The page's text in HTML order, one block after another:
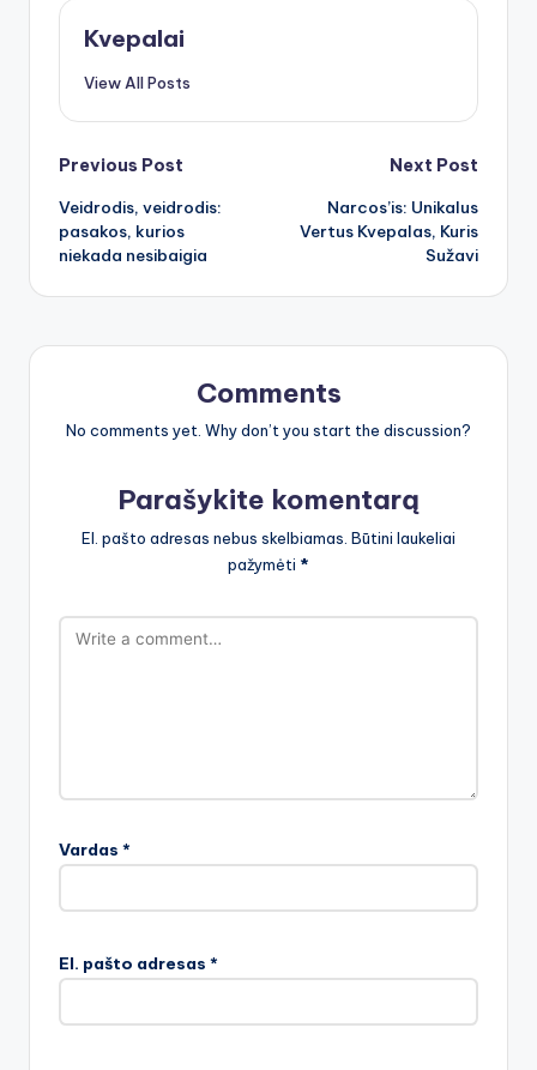
Kvepalai
View All Posts
Post
navigation
Previous Post
Veidrodis, veidrodis:
pasakos, kurios
niekada nesibaigia
Next Post
Narcos’is: Unikalus
Vertus Kvepalas, Kuris
Sužavi
Comments
No comments yet. Why don’t you start the discussion?
Parašykite komentarą
El. pašto adresas nebus skelbiamas. Būtini laukeliai
pažymėti *
Vardas *
El. pašto adresas *